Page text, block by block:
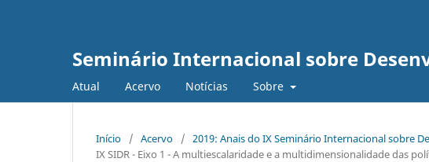
Seminário Internacional sobre
Atual Acervo Notícias Sobre
Início / Acervo / 2019: Anais do IX Seminário Internacional sobre
IX SIDR - Eixo 1 - A multiescalaridade e a multidimensionalidade das